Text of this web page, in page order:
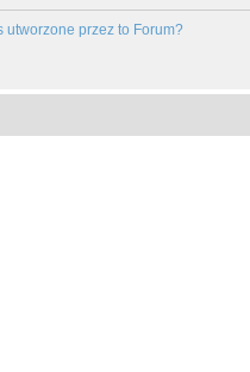
utworzone przez to Forum?